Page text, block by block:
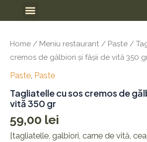
to
Meniu
Home / Meniu restaurant / Paste /
cremos de gălbiori și fâșii de vită 350
Paste, Paste
Tagliatelle cu sos cremos de
vită 350 gr
59,00 lei
[tagliatelle, galbiori, carne de vită,